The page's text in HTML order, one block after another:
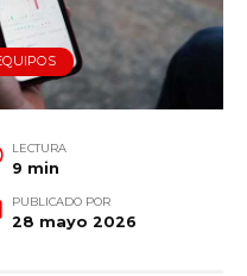
LECTURA
9 min
PUBLICADO POR
28 mayo 2026